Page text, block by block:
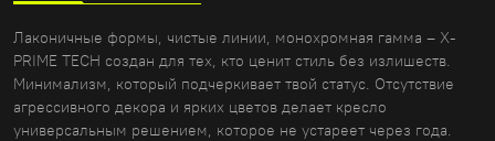
Лаконичные формы, чистые линии, монохромная гамма – X-
PRIME TECH создан для тех, кто ценит стиль без излишеств.
Минимализм, который подчеркивает твой статус. Отсутствие
агрессивного декора и ярких цветов делает кресло
универсальным решением, которое не устареет через года.